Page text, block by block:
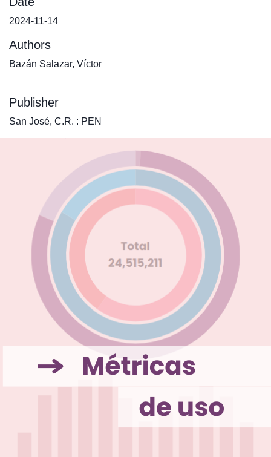
2024-11-14
Authors
Bazán Salazar, Víctor
Publisher
San José, C.R. : PEN